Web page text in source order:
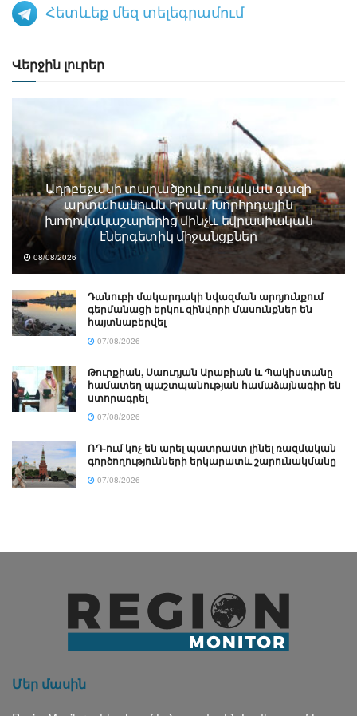
Հետևեք մեզ տելեգրամում
Վերջին լուրեր
Ադրբեջանի տարածքով ռուսական գազի
արտահանումն Իրան. Խորհրդային
խողովակաշարերից մինչև եվրասիական
էներգետիկ միջանցքներ
08/08/2026
Դանուբի մակարդակի նվազման արդյունքում
գերմանացի երկու զինվորի մասունքներ են
հայտնաբերվել
07/08/2026
Թուրքիան, Սաուդյան Արաբիան և Պակիստանը
համատեղ պաշտպանության համաձայնագիր են
ստորագրել
07/08/2026
ՌԴ-ում կոչ են արել պատրաստ լինել ռազմական
գործողությունների երկարատև շարունակմանը
07/08/2026
Մեր մասին